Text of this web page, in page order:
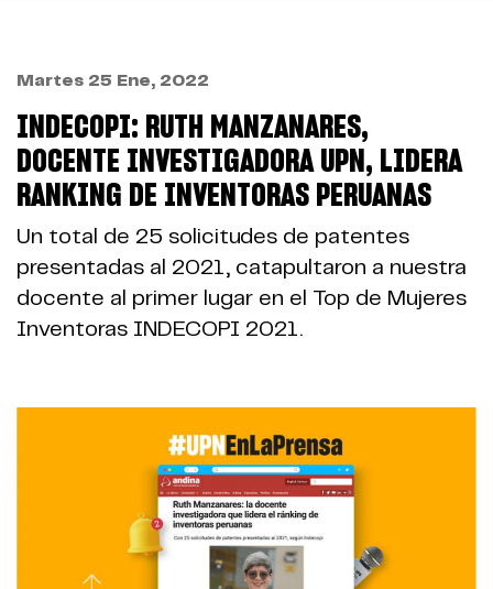
Martes 25 Ene, 2022
INDECOPI: RUTH MANZANARES,
DOCENTE INVESTIGADORA UPN, LIDERA
RANKING DE INVENTORAS PERUANAS
Un total de 25 solicitudes de patentes
presentadas al 2021, catapultaron a nuestra
docente al primer lugar en el Top de Mujeres
Inventoras INDECOPI 2021.